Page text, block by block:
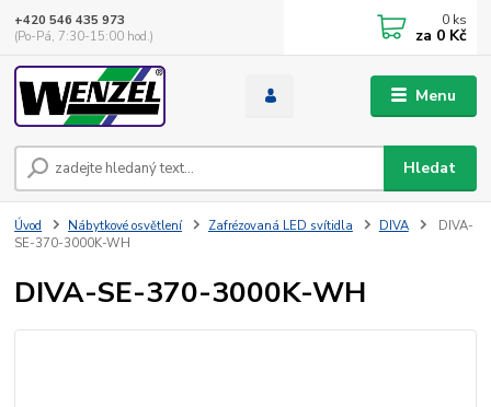
Menu
Hledat
+420 546 435 973
(Po-Pá, 7:30-15:00 hod.)
0 ks
za 0 Kč
Úvod Nábytkové osvětlení Zafrézovaná LED svítidla DIVA
DIVA-
SE-370-3000K-WH
DIVA-SE-370-3000K-WH